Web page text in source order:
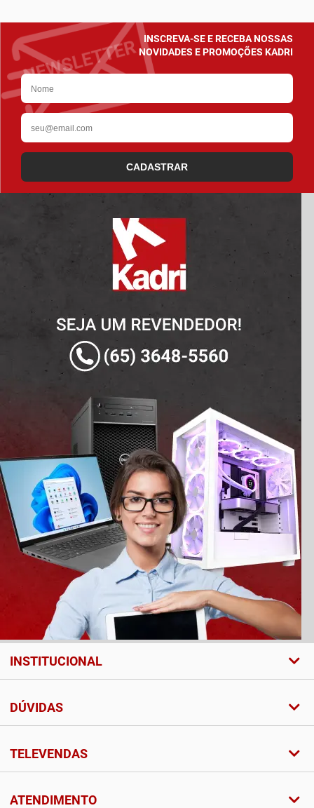
INSCREVA-SE E RECEBA NOSSAS
NOVIDADES E PROMOÇÕES KADRI
CADASTRAR
INSTITUCIONAL
DÚVIDAS
TELEVENDAS
ATENDIMENTO